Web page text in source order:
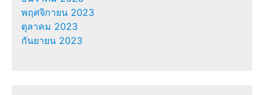
พฤศจิกายน 2023
ตุลาคม 2023
กันยายน 2023